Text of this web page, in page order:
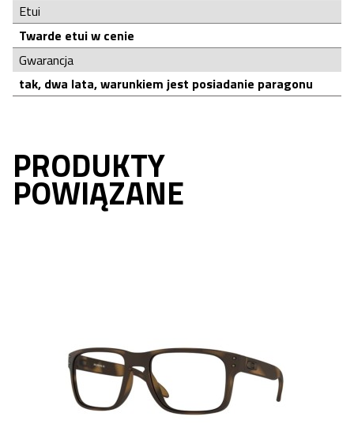
Etui
Twarde etui w cenie
Gwarancja
tak, dwa lata, warunkiem jest posiadanie paragonu
PRODUKTY
POWIĄZANE